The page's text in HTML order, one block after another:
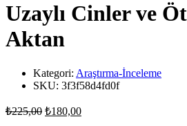
Uzaylı Cinler ve
Aktan
Kategori: Araştırma-İnceleme
SKU: 3f3f58d4fd0f
₺225,00 Orijinal
₺180,00Şu